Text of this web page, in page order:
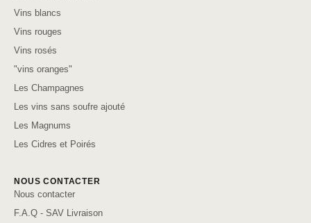
Vins blancs
Vins rouges
Vins rosés
"vins oranges"
Les Champagnes
Les vins sans soufre ajouté
Les Magnums
Les Cidres et Poirés
NOUS CONTACTER
Nous contacter
F.A.Q - SAV Livraison